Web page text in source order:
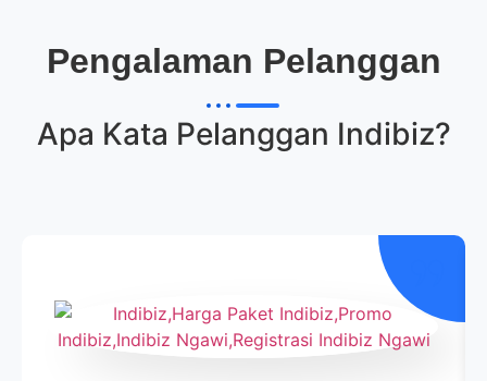
Pengalaman Pelanggan
Apa Kata Pelanggan Indibiz?